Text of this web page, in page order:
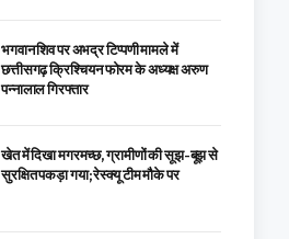
भगवान शिव पर अभद्र टिप्पणी मामले में
छत्तीसगढ़ क्रिश्चियन फोरम के अध्यक्ष अरुण
पन्नालाल गिरफ्तार
खेत में दिखा मगरमच्छ, ग्रामीणों की सूझ-बूझ से
सुरक्षित पकड़ा गया; रेस्क्यू टीम मौके पर